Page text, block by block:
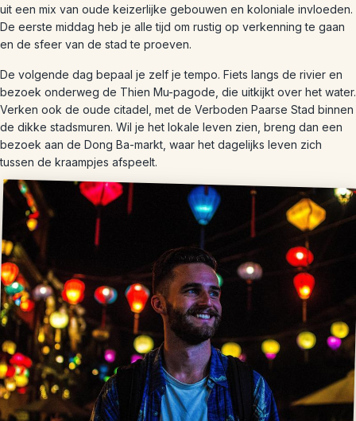
uit een mix van oude keizerlijke gebouwen en koloniale invloeden.
De eerste middag heb je alle tijd om rustig op verkenning te gaan
en de sfeer van de stad te proeven.
De volgende dag bepaal je zelf je tempo. Fiets langs de rivier en
bezoek onderweg de Thien Mu-pagode, die uitkijkt over het water.
Verken ook de oude citadel, met de Verboden Paarse Stad binnen
de dikke stadsmuren. Wil je het lokale leven zien, breng dan een
bezoek aan de Dong Ba-markt, waar het dagelijks leven zich
tussen de kraampjes afspeelt.